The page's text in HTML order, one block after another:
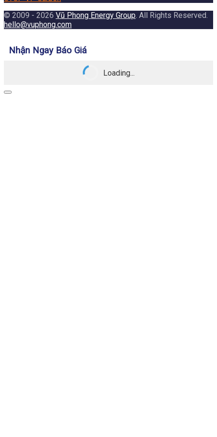
© 2009 - 2026 Vũ Phong Energy Group . All Rights Reserved.
hello@vuphong.com
Nhận Ngay Báo Giá
Loading...